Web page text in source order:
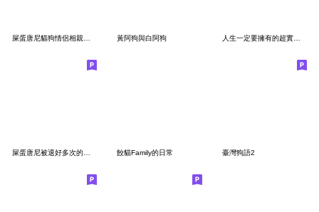
黃阿狗與白阿狗 人生一定要擁有的超實用貼圖
屎蛋唐尼被退好多次的偉大作品 餃貓Family的日常 臺灣狗語2